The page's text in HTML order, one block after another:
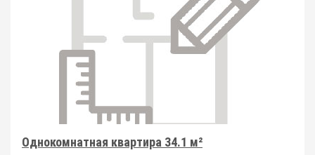
Однокомнатная квартира 34.1 м²